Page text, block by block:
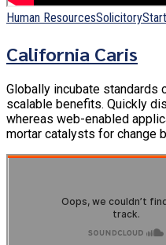
Human ResourcesSolicitory
California Caris
Globally incubate standards
scalable benefits. Quickly
whereas web-enabled
mortar catalysts for change